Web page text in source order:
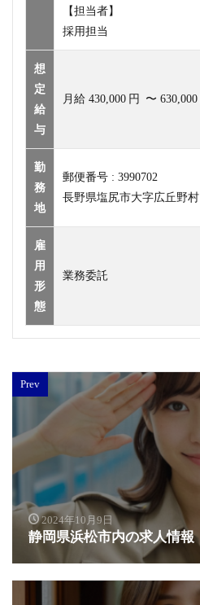
【担当者】
採用担当
想
定
給
与
月給 430,000 円 〜 630,000
勤
務
地
郵便番号 : 3990702
長野県塩尻市大字広丘野村
雇
用
形
態
業務委託
Prev
2024年10月9日
静岡県浜松市内の求人情報